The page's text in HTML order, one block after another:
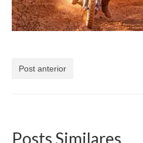
Post anterior
Posts Similares